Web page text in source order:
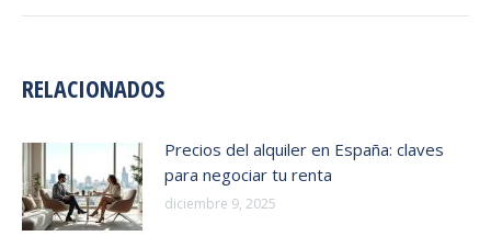
RELACIONADOS
Precios del alquiler en España: claves
para negociar tu renta
diciembre 9, 2025